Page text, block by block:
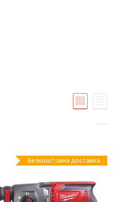
Безкоштовна доставка